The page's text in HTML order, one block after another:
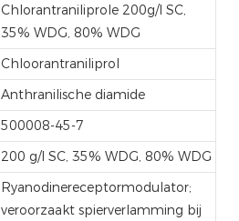
Chlorantraniliprole 200g/l SC,
35% WDG, 80% WDG
Chloorantraniliprol
Anthranilische diamide
500008-45-7
200 g/l SC, 35% WDG, 80% WDG
Ryanodinereceptormodulator;
veroorzaakt spierverlamming bij